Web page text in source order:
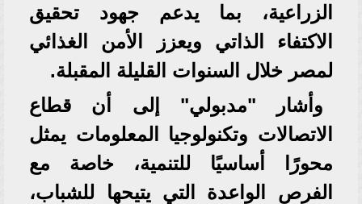
الزراعية، بما يدعم جهود تحقيق
الاكتفاء الذاتي ويعزز الأمن الغذائي
لمصر خلال السنوات القليلة المقبلة.
وأشار "مدبولي" إلى أن قطاع
الاتصالات وتكنولوجيا المعلومات يمثل
محورًا أساسيًا للتنمية، خاصة مع
الفرص الواعدة التي يتيحها للشباب،